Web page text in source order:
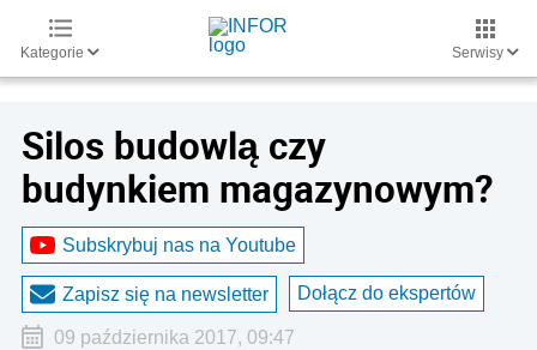
Kategorie Serwisy
Silos budowlą czy
budynkiem magazynowym?
Subskrybuj nas na Youtube
Zapisz się na newsletter Dołącz do ekspertów
09 października 2017, 09:47